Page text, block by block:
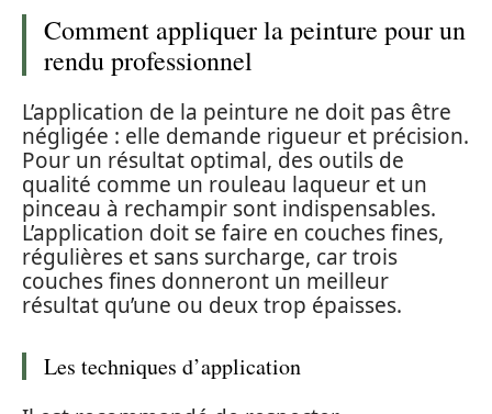
Comment appliquer la peinture pour un
rendu professionnel
L’application de la peinture ne doit pas être
négligée : elle demande rigueur et précision.
Pour un résultat optimal, des outils de
qualité comme un rouleau laqueur et un
pinceau à rechampir sont indispensables.
L’application doit se faire en couches fines,
régulières et sans surcharge, car trois
couches fines donneront un meilleur
résultat qu’une ou deux trop épaisses.
Les techniques d’application